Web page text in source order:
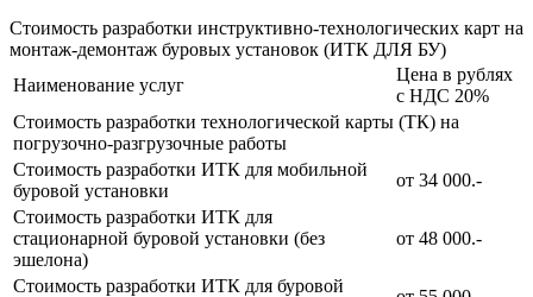
Стоимость разработки инструктивно-технологических карт на
монтаж-демонтаж буровых установок (ИТК ДЛЯ БУ)
Наименование услуг
Цена в рублях
с НДС 20%
Стоимость разработки технологической карты (ТК) на
погрузочно-разгрузочные работы
Стоимость разработки ИТК для мобильной
буровой установки
от 34 000.-
Стоимость разработки ИТК для
стационарной буровой установки (без
эшелона)
от 48 000.-
Стоимость разработки ИТК для буровой